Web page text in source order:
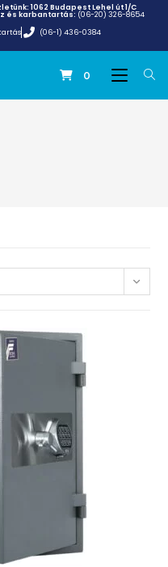
1062 Budapest Lehel út 1/C
és karbantartás: (06-20) 326-8654
(06-1) 436-0384
0